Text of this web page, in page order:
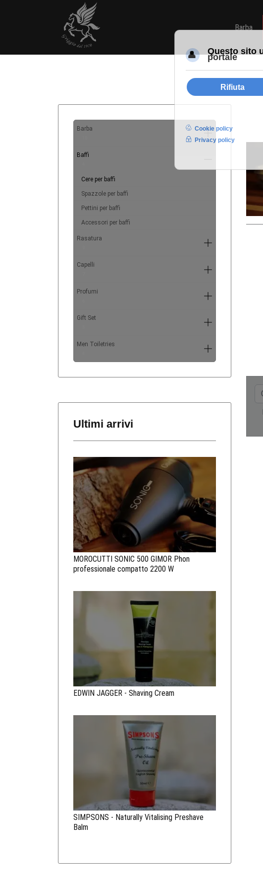
Barba
Barba
Baffi
Cere per baffi
Spazzole per baffi
Pettini per baffi
Accessori per baffi
Rasatura
Capelli
Profumi
Gift Set
Men Toiletries
Ultimi arrivi
MOROCUTTI SONIC 500 GIMOR Phon
professionale compatto 2200 W
EDWIN JAGGER - Shaving Cream
SIMPSONS - Naturally Vitalising Preshave
Balm